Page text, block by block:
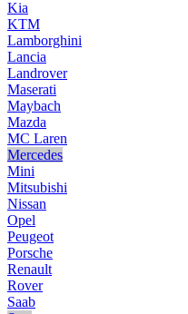
Kia
KTM
Lamborghini
Lancia
Landrover
Maserati
Maybach
Mazda
MC Laren
Mercedes
Mini
Mitsubishi
Nissan
Opel
Peugeot
Porsche
Renault
Rover
Saab